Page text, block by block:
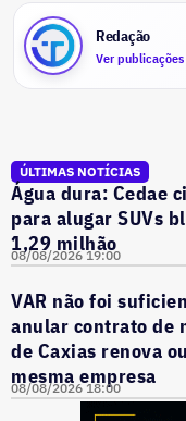
Redação
Ver publicações
ÚLTIMAS NOTÍCIAS
Água dura: Cedae
para alugar SUVs
1,29 milhão
08/08/2026 19:00
VAR não foi
anular contrato de
de Caxias renova
mesma empresa
08/08/2026 18:00